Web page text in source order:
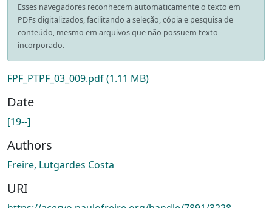
Esses navegadores reconhecem automaticamente o texto em
PDFs digitalizados, facilitando a seleção, cópia e pesquisa de
conteúdo, mesmo em arquivos que não possuem texto
incorporado.
FPF_PTPF_03_009.pdf(1.11 MB)
Date
[19--]
Authors
Freire, Lutgardes Costa
URI